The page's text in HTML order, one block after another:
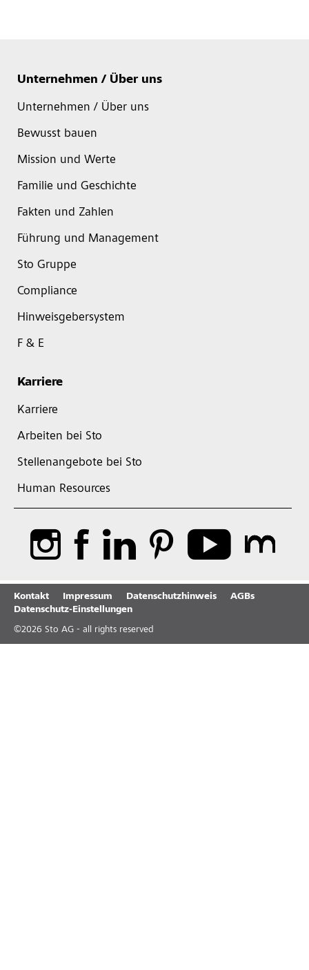
Unternehmen / Über uns
Unternehmen / Über uns
Bewusst bauen
Mission und Werte
Familie und Geschichte
Fakten und Zahlen
Führung und Management
Sto Gruppe
Compliance
Hinweisgebersystem
F & E
Karriere
Karriere
Arbeiten bei Sto
Stellenangebote bei Sto
Human Resources
Kontakt Impressum Datenschutzhinweis
AGBs
Datenschutz-Einstellungen
©2026 Sto AG - all rights reserved